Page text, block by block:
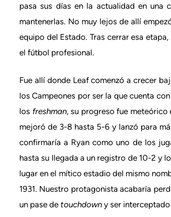
pasa sus días en la actualidad en una
mantenerlas. No muy lejos de allí
equipo del Estado. Tras cerrar esa
el fútbol profesional.
Fue allí donde Leaf comenzó a crecer
los Campeones por ser la que cuenta
los freshman, su progreso fue meteórico
mejoró de 3-8 hasta 5-6 y lanzó para
confirmaría a Ryan como uno de los
hasta su llegada a un registro de 10-2 y
lugar en el mítico estadio del mismo
1931. Nuestro protagonista acabaría
un pase de touchdown y ser